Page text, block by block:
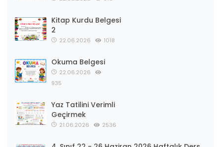
Kitap Kurdu Belgesi
2
22.06.2026 1018
Okuma Belgesi
22.06.2026
935
Yaz Tatilini Verimli
Geçirmek
21.06.2026 2536